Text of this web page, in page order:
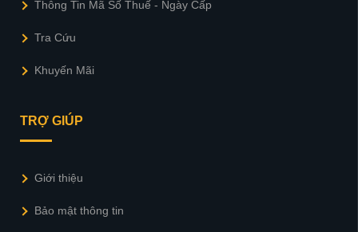
Thông Tin Mã Số Thuế - Ngày Cấp
Tra Cứu
Khuyến Mãi
TRỢ GIÚP
Giới thiệu
Bảo mật thông tin